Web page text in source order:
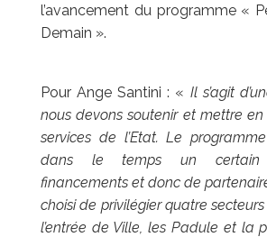
l’avancement du programme «
Demain ».
Pour Ange Santini : « Il s’agit
nous devons soutenir et mettre
services de l’Etat. Le
dans le temps un certain
financements et donc de
choisi de privilégier quatre secteurs
l’entrée de Ville, les Padule et la